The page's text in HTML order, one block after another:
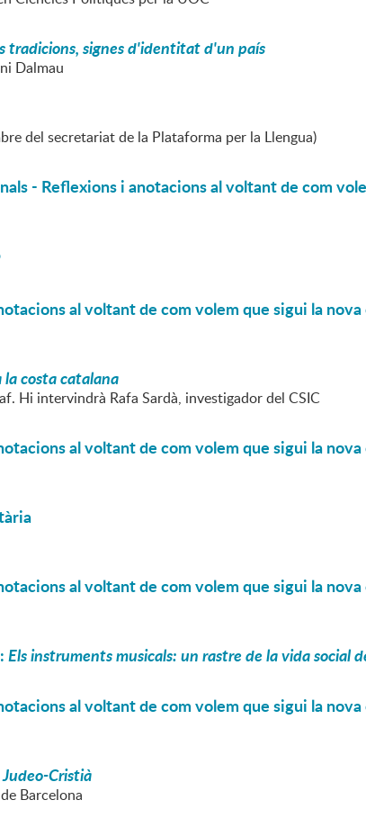
tradicions, signes d'identitat d'un país
Dalmau
del secretariat de la Plataforma per la Llengua)
- Reflexions i anotacions al voltant de com
al voltant de com volem que sigui la
costa catalana
Hi intervindrà Rafa Sardà, investigador del CSIC
al voltant de com volem que sigui la
al voltant de com volem que sigui la
Els instruments musicals: un rastre de la vida social
al voltant de com volem que sigui la
Cristià
Barcelona